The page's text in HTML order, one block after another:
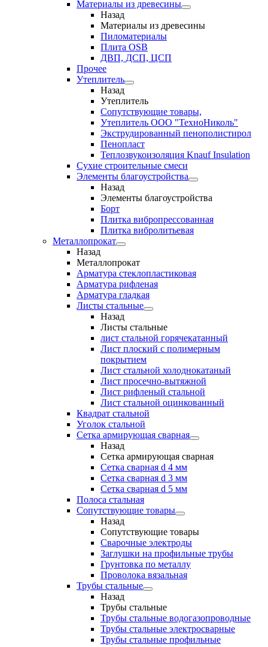
Материалы из древесины
Назад
Материалы из древесины
Пиломатериалы
Плита OSB
ДВП, ДСП, ЦСП
Прочее
Утеплитель
Назад
Утеплитель
Сопутствующие товары,
Утеплитель ООО "ТехноНиколь"
Экструдированный пенополистирол
Пенопласт
Теплозвукоизоляция Knauf Insulation
Сухие строительные смеси
Элементы благоустройства
Назад
Элементы благоустройства
Борт
Плитка вибропрессованная
Плитка вибролитьевая
Металлопрокат
Назад
Металлопрокат
Арматура стеклопластиковая
Арматура рифленая
Арматура гладкая
Листы стальные
Назад
Листы стальные
лист стальной горячекатанный
Лист плоский с полимерным
покрытием
Лист стальной холоднокатаный
Лист просечно-вытяжной
Лист рифленый стальной
Лист стальной оцинкованный
Квадрат стальной
Уголок стальной
Сетка армирующая сварная
Назад
Сетка армирующая сварная
Сетка сварная d 4 мм
Сетка сварная d 3 мм
Сетка сварная d 5 мм
Полоса стальная
Сопутствующие товары
Назад
Сопутствующие товары
Сварочные электроды
Заглушки на профильные трубы
Грунтовка по металлу
Проволока вязальная
Трубы стальные
Назад
Трубы стальные
Трубы стальные водогазопроводные
Трубы стальные электросварные
Трубы стальные профильные